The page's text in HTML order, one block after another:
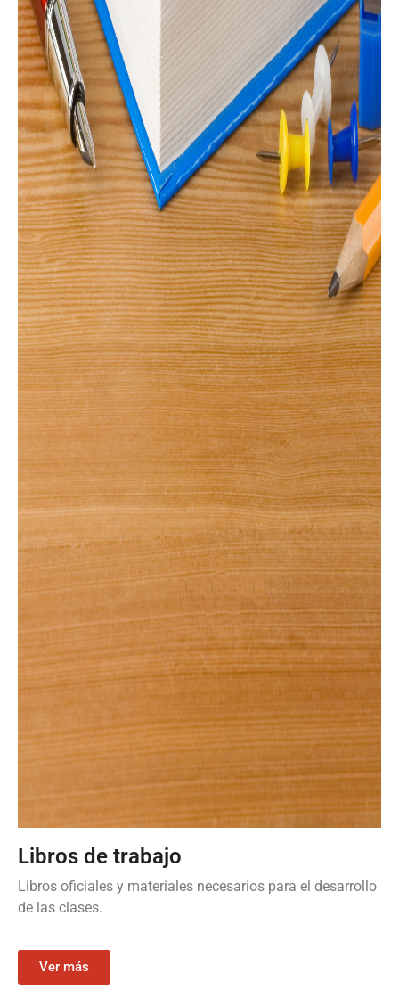
Libros de trabajo
Libros oficiales y materiales necesarios para el desarrollo
de las clases.
Ver más